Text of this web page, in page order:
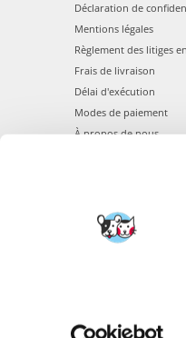
Déclaration de
Mentions légales
Règlement des litiges
Frais de livraison
Délai d'exécution
Modes de paiement
À propos de nous